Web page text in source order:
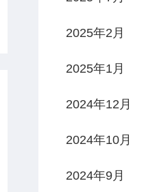
2025年2月
2025年1月
2024年12月
2024年10月
2024年9月